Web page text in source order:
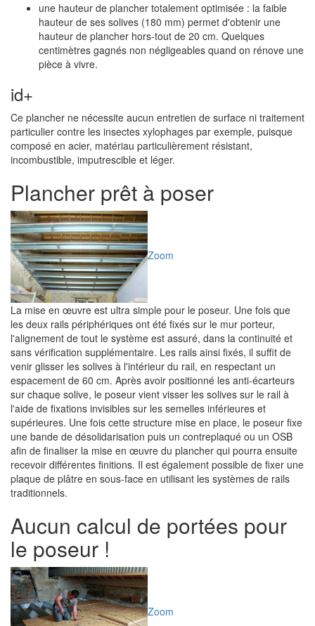
une hauteur de plancher totalement optimisée : la faible
hauteur de ses solives (180 mm) permet d'obtenir une
hauteur de plancher hors-tout de 20 cm. Quelques
centimètres gagnés non négligeables quand on rénove une
pièce à vivre.
id+
Ce plancher ne nécessite aucun entretien de surface ni traitement
particulier contre les insectes xylophages par exemple, puisque
composé en acier, matériau particulièrement résistant,
incombustible, imputrescible et léger.
Plancher prêt à poser
Zoom
La mise en œuvre est ultra simple pour le poseur. Une fois que
les deux rails périphériques ont été fixés sur le mur porteur,
l'alignement de tout le système est assuré, dans la continuité et
sans vérification supplémentaire. Les rails ainsi fixés, il suffit de
venir glisser les solives à l'intérieur du rail, en respectant un
espacement de 60 cm. Après avoir positionné les anti-écarteurs
sur chaque solive, le poseur vient visser les solives sur le rail à
l'aide de fixations invisibles sur les semelles inférieures et
supérieures. Une fois cette structure mise en place, le poseur fixe
une bande de désolidarisation puis un contreplaqué ou un OSB
afin de finaliser la mise en œuvre du plancher qui pourra ensuite
recevoir différentes finitions. Il est également possible de fixer une
plaque de plâtre en sous-face en utilisant les systèmes de rails
traditionnels.
Aucun calcul de portées pour
le poseur !
Zoom